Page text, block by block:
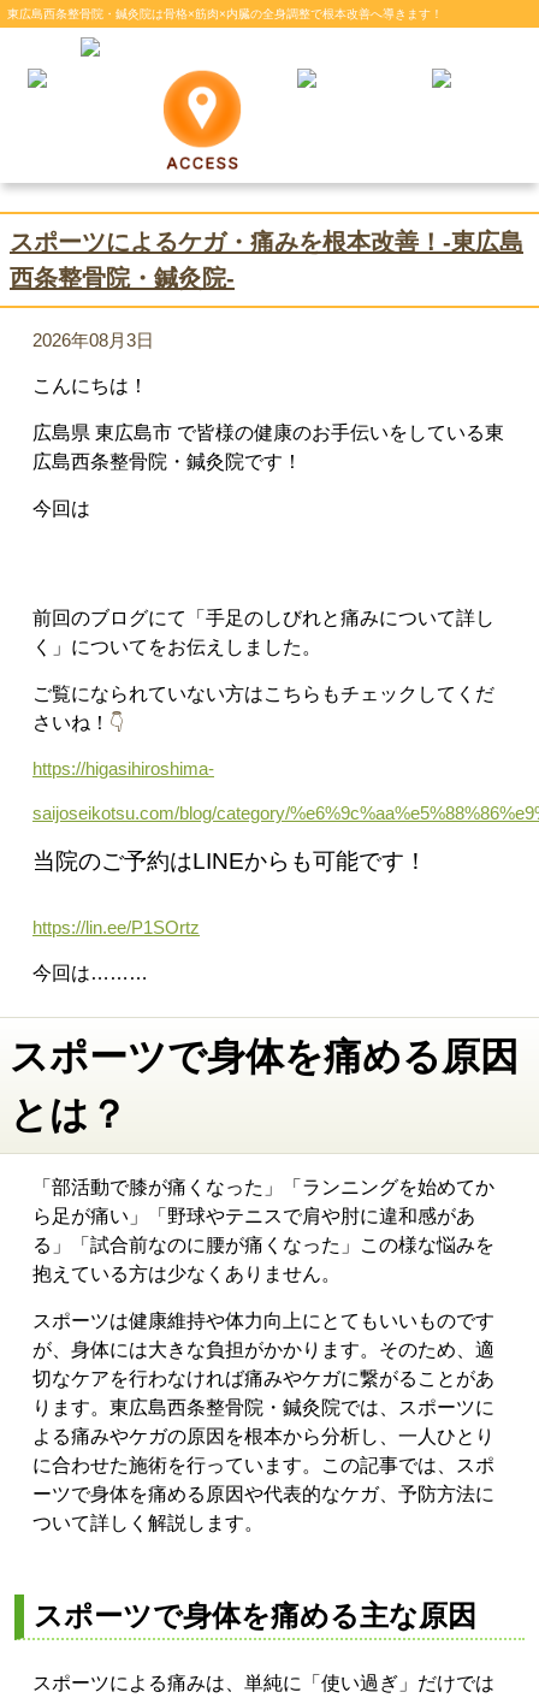
東広島西条整骨院・鍼灸院は骨格×筋肉×内臓の全身調整で根本改善へ導きます！
スポーツによるケガ・痛みを根本改善！-東広島
西条整骨院・鍼灸院-
2026年08月3日
こんにちは！
広島県 東広島市 で皆様の健康のお手伝いをしている東
広島西条整骨院・鍼灸院です！
今回は
前回のブログにて
「手足のしびれと痛みについて詳し
く
」についてをお伝えしました。
ご覧になられていない方はこちらもチェックしてくだ
さいね！ 👇
https://higasihiroshima-
saijoseikotsu.com/blog/category/
当院のご予約はLINEからも可能です！
https://lin.ee/P1SOrtz
今回は………
スポーツで身体を痛める原因
とは？
「部活動で膝が痛くなった」「ランニングを始めてか
ら足が痛い」「野球やテニスで肩や肘に違和感があ
る」「試合前なのに腰が痛くなった」この様な悩みを
抱えている方は少なくありません。
スポーツは健康維持や体力向上にとてもいいものです
が、身体には大きな負担がかかります。そのため、適
切なケアを行わなければ痛みやケガに繋がることがあ
ります。東広島西条整骨院・鍼灸院では、スポーツに
よる痛みやケガの原因を根本から分析し、一人ひとり
に合わせた施術を行っています。この記事では、スポ
ーツで身体を痛める原因や代表的なケガ、予防方法に
ついて詳しく解説します。
スポーツで身体を痛める主な原因
スポーツによる痛みは、単純に「使い過ぎ」だけでは